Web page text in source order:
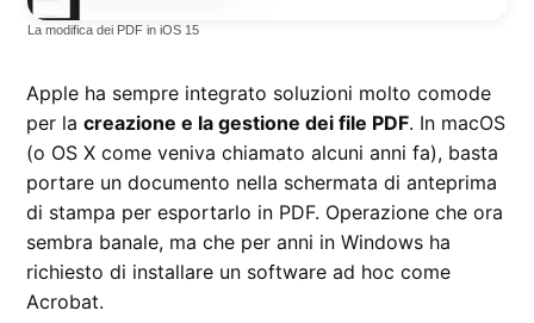
La modifica dei PDF in iOS 15
Apple ha sempre integrato soluzioni molto comode
per lacreazione e la gestione dei file PDF. In macOS
(o OS X come veniva chiamato alcuni anni fa), basta
portare un documento nella schermata di anteprima
di stampa per esportarlo in PDF. Operazione che ora
sembra banale, ma che per anni in Windows ha
richiesto di installare un software ad hoc come
Acrobat.